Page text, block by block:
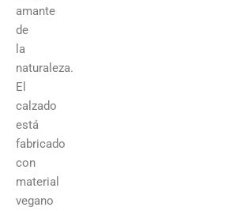
amante
de
la
naturaleza.
El
calzado
está
fabricado
con
material
vegano